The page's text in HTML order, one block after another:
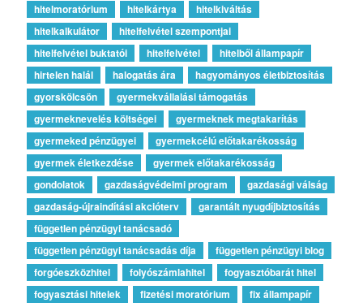
hitelmoratórium
hitelkártya
hitelkiváltás
hitelkalkulátor
hitelfelvétel szempontjai
hitelfelvétel buktatói
hitelfelvétel
hitelből állampapír
hirtelen halál
halogatás ára
hagyományos életbiztosítás
gyorskölcsön
gyermekvállalási támogatás
gyermeknevelés költségei
gyermeknek megtakarítás
gyermeked pénzügyei
gyermekcélú előtakarékosság
gyermek életkezdése
gyermek előtakarékosság
gondolatok
gazdaságvédelmi program
gazdasági válság
gazdaság-újraindítási akcióterv
garantált nyugdíjbiztosítás
független pénzügyi tanácsadó
független pénzügyi tanácsadás díja
független pénzügyi blog
forgóeszközhitel
folyószámlahitel
fogyasztóbarát hitel
fogyasztási hitelek
fizetési moratórium
fix állampapír